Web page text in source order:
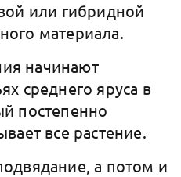
или гибридной
материала.
начинают
среднего яруса в
постепенно
все растение.
а потом и